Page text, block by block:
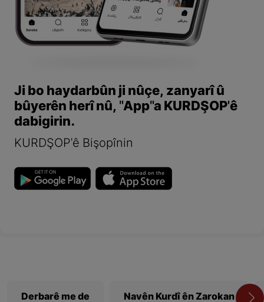
Ji bo haydarbûn ji nûçe, zanyarî û
bûyerên herî nû, "App"a KURDŞOP'ê
dabigirin.
KURDŞOP'ê Bişopînin
Derbarê me de Navên Kurdî ên Zarokan